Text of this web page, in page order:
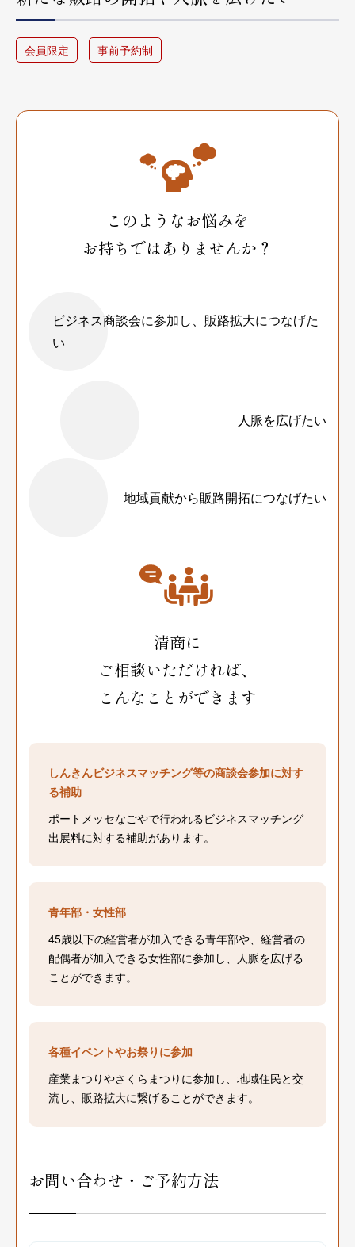
会員限定 事前予約制
このようなお悩みを
お持ちではありませんか？
ビジネス商談会に参加し、販路拡大につなげた
い
人脈を広げたい
地域貢献から販路開拓につなげたい
清商に
ご相談いただければ、
こんなことができます
しんきんビジネスマッチング等の商談会参加に対す
る補助
ポートメッセなごやで行われるビジネスマッチング
出展料に対する補助があります。
青年部・女性部
45歳以下の経営者が加入できる青年部や、経営者の
配偶者が加入できる女性部に参加し、人脈を広げる
ことができます。
各種イベントやお祭りに参加
産業まつりやさくらまつりに参加し、地域住民と交
流し、販路拡大に繋げることができます。
お問い合わせ・ご予約方法